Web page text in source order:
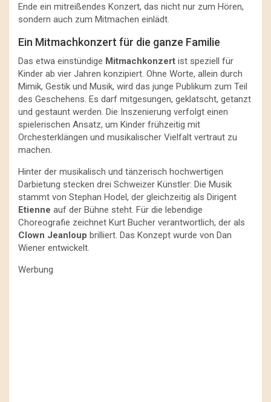
Ende ein mitreißendes Konzert, das nicht nur zum Hören,
sondern auch zum Mitmachen einlädt.
Ein Mitmachkonzert für die ganze Familie
Das etwa einstündige Mitmachkonzert ist speziell für
Kinder ab vier Jahren konzipiert. Ohne Worte, allein durch
Mimik, Gestik und Musik, wird das junge Publikum zum Teil
des Geschehens. Es darf mitgesungen, geklatscht, getanzt
und gestaunt werden. Die Inszenierung verfolgt einen
spielerischen Ansatz, um Kinder frühzeitig mit
Orchesterklängen und musikalischer Vielfalt vertraut zu
machen.
Hinter der musikalisch und tänzerisch hochwertigen
Darbietung stecken drei Schweizer Künstler: Die Musik
stammt von Stephan Hodel, der gleichzeitig als Dirigent
Etienne auf der Bühne steht. Für die lebendige
Choreografie zeichnet Kurt Bucher verantwortlich, der als
Clown Jeanloup brilliert. Das Konzept wurde von Dan
Wiener entwickelt.
Werbung